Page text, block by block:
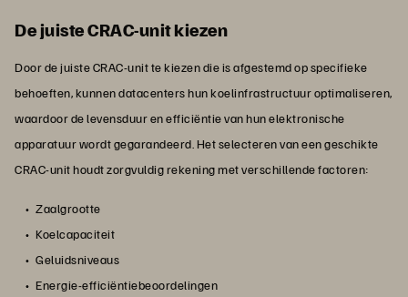
De juiste CRAC-unit kiezen
Door de juiste CRAC-unit te kiezen die is afgestemd op specifieke
behoeften, kunnen datacenters hun koelinfrastructuur optimaliseren,
waardoor de levensduur en efficiëntie van hun elektronische
apparatuur wordt gegarandeerd. Het selecteren van een geschikte
CRAC-unit houdt zorgvuldig rekening met verschillende factoren:
Zaalgrootte
Koelcapaciteit
Geluidsniveaus
Energie-efficiëntiebeoordelingen